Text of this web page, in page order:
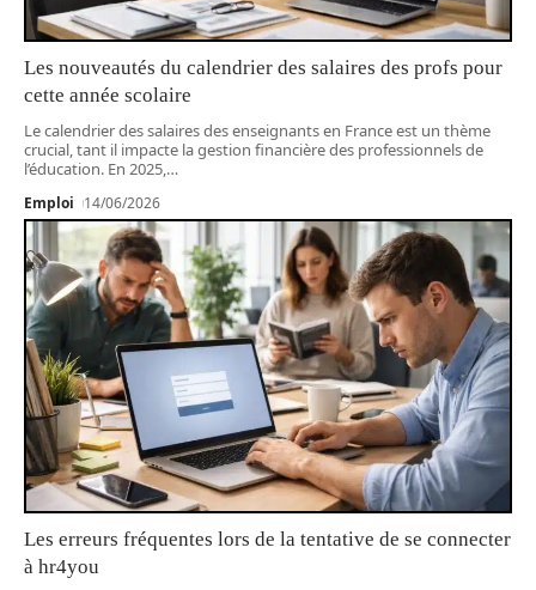
Les nouveautés du calendrier des salaires des profs pour
cette année scolaire
Le calendrier des salaires des enseignants en France est un thème
crucial, tant il impacte la gestion financière des professionnels de
l’éducation. En 2025, …
Emploi 14/06/2026
Les erreurs fréquentes lors de la tentative de se connecter
à hr4you